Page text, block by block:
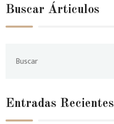
Buscar Árticulos
Entradas Recientes